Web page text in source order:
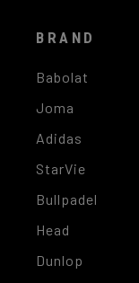
BRAND
Babolat
Joma
Adidas
StarVie
Bullpadel
Head
Dunlop